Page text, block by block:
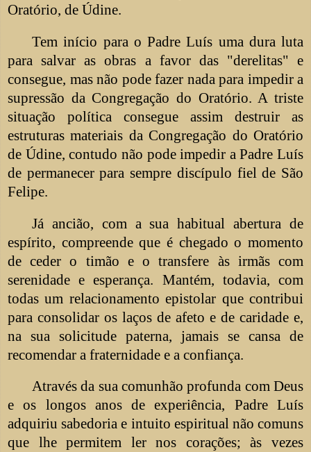
Oratório, de Údine.
Tem início para o Padre Luís uma dura luta
para salvar as obras a favor das "derelitas" e
consegue, mas não pode fazer nada para impedir a
supressão da Congregação do Oratório. A triste
situação política consegue assim destruir as
estruturas materiais da Congregação do Oratório
de Údine, contudo não pode impedir a Padre Luís
de permanecer para sempre discípulo fiel de São
Felipe.
Já ancião, com a sua habitual abertura de
espírito, compreende que é chegado o momento
de ceder o timão e o transfere às irmãs com
serenidade e esperança. Mantém, todavia, com
todas um relacionamento epistolar que contribui
para consolidar os laços de afeto e de caridade e,
na sua solicitude paterna, jamais se cansa de
recomendar a fraternidade e a confiança.
Através da sua comunhão profunda com Deus
e os longos anos de experiência, Padre Luís
adquiriu sabedoria e intuito espiritual não comuns
que lhe permitem ler nos corações; às vezes